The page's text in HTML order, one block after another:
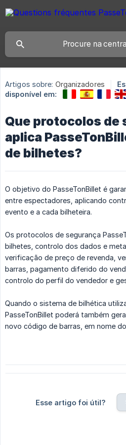
Artigos sobre: Organizadores
disponível em:
Que protocolos de
aplica
de bilhetes?
O objetivo do PasseTonBillet é
entre espectadores, aplicando
evento e a cada bilheteira.
Os protocolos de segurança
bilhetes, controlo dos dados e
verificação de preço de revenda,
barras, pagamento diferido do
controlo do perfil do vendedor e
Quando o sistema de bilhética
PasseTonBillet poderá também
novo código de barras, em nome
Esse artigo foi útil?